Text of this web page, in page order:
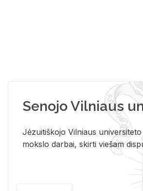
Senojo Vilniaus
Jėzuitiškojo Vilniaus
mokslo darbai, skirti viešam